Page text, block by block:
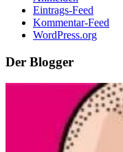
Eintrags-Feed
Kommentar-Feed
WordPress.org
Der Blogger